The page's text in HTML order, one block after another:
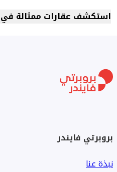
استكشف عقارات ممثالة
بروبرتي فايندر
نبذة عنا